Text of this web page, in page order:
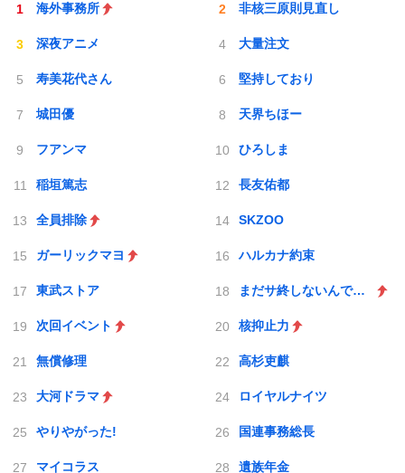
海外事務所 非核三原則見直し
深夜アニメ 大量注文
寿美花代さん 堅持しており
城田優 天界ちほー
フアンマ ひろしま
稲垣篤志 長友佑都
全員排除 SKZOO
ガーリックマヨ ハルカナ約束
東武ストア まだサ終しないんですか
次回イベント 核抑止力
無償修理 高杉吏麒
大河ドラマ ロイヤルナイツ
やりやがった! 国連事務総長
マイコラス 遺族年金